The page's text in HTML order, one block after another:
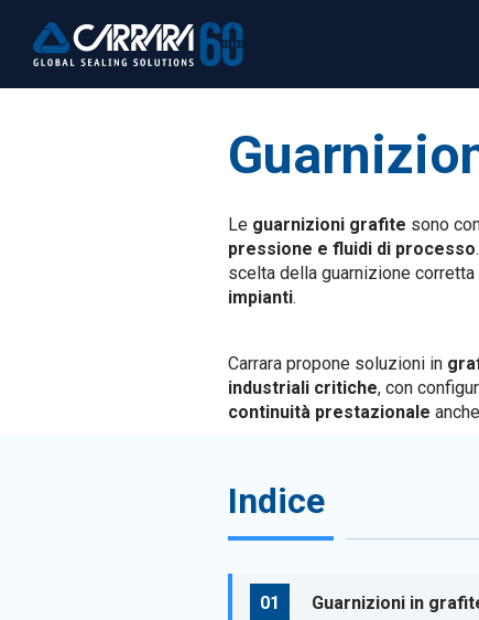
Le guarnizioni grafite sono
pressione e fluidi di processo
scelta della guarnizione
impianti.
Carrara propone soluzioni in
industriali critiche, con
continuità prestazionale
Indice
Guarnizioni in